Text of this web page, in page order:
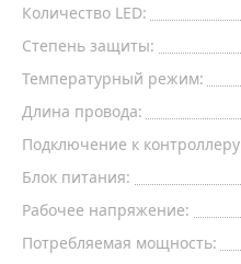
Количество LED:
Степень защиты:
Температурный режим:
Длина провода:
Подключение к
Блок питания:
Рабочее напряжение:
Потребляемая мощность: